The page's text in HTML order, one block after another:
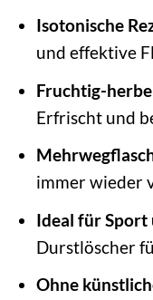
Isotonische
und effektive
Fruchtig-
Erfrischt und
immer wieder
Ideal für Sport
Durstlöscher
Ohne